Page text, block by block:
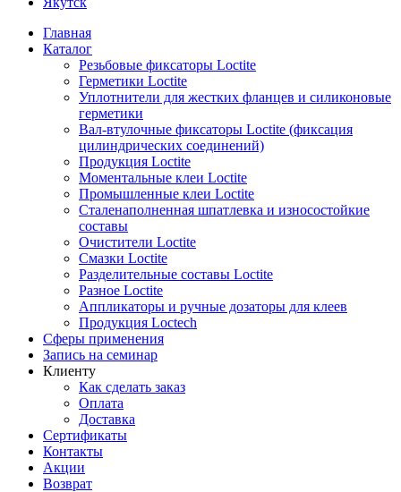
Главная
Каталог
Резьбовые фиксаторы Loctite
Герметики Loctite
Уплотнители для жестких фланцев и силиконовые
герметики
Вал-втулочные фиксаторы Loctite (фиксация
цилиндрических соединений)
Продукция Loctite
Моментальные клеи Loctite
Промышленные клеи Loctite
Сталенаполненная шпатлевка и износостойкие
составы
Очистители Loctite
Смазки Loctite
Разделительные составы Loctite
Разное Loctite
Аппликаторы и ручные дозаторы для клеев
Продукция Loctech
Сферы применения
Запись на семинар
Клиенту
Как сделать заказ
Оплата
Доставка
Сертификаты
Контакты
Акции
Возврат